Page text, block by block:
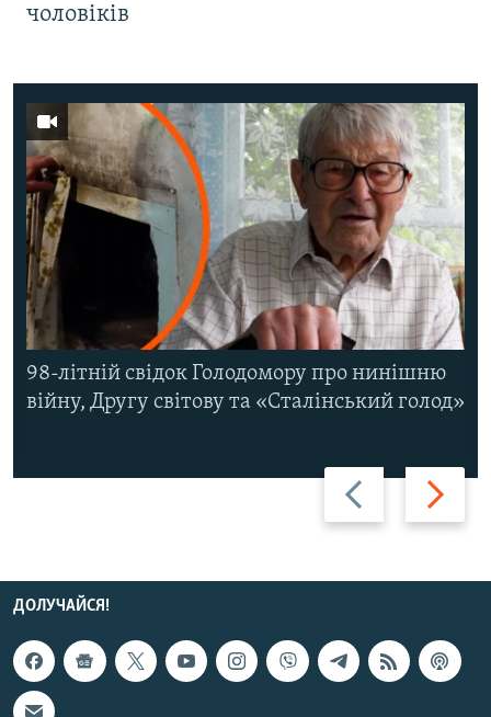
чоловіків
Назад Вперед
98-літній свідок Голодомору про нинішню
війну, Другу світову та «Сталінський голод»
ДОЛУЧАЙСЯ!